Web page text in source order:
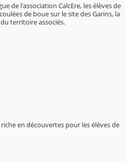
de l'association CalcEre, les élèves de
de boue sur le site des Garins, la
territoire associés.
en découvertes pour les élèves de